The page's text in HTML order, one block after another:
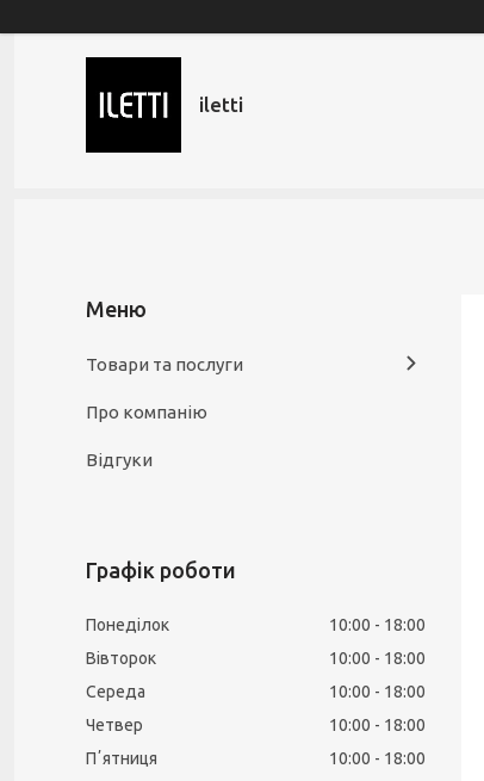
iletti
Товари та послуги
Про компанію
Відгуки
Графік роботи
Понеділок 10:00
18:00
Вівторок
10:00
18:00
Середа
10:00
18:00
Четвер
10:00
18:00
Пʼятниця
10:00
18:00